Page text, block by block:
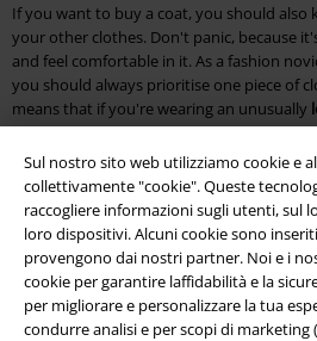
Sul nostro sito web utilizziamo cookie e
collettivamente "cookie". Queste
raccogliere informazioni sugli utenti, sul
loro dispositivi. Alcuni cookie sono
provengono dai nostri partner. Noi e i
cookie per garantire laffidabilità e la
per migliorare e personalizzare la tua
condurre analisi e per scopi di marketing
If you want to buy a coat, you should
your other clothes. Don't panic, because
and feel comfortable in it. As a fashion
you should always prioritise one piece of
means that if you're wearing an unusually
your outfit simple. With a simple jacket,
the opposite, as you can be a little more
shirts. Every good outfit is rounded off by
advised to wear thick boots or sturdy
suitable for everyday wear can of course
stand out with a provocative heel if they
to infinity.